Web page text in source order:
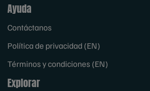
Ayuda
Contáctanos
Política de privacidad (EN)
Términos y condiciones (EN)
Explorar